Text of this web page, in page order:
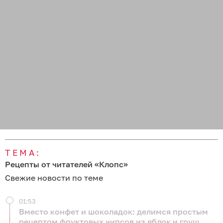
ТЕМА:
Рецепты от читателей «Клопс»
Свежие новости по теме
Вместо конфет и шоколадок: делимся простым
01:53